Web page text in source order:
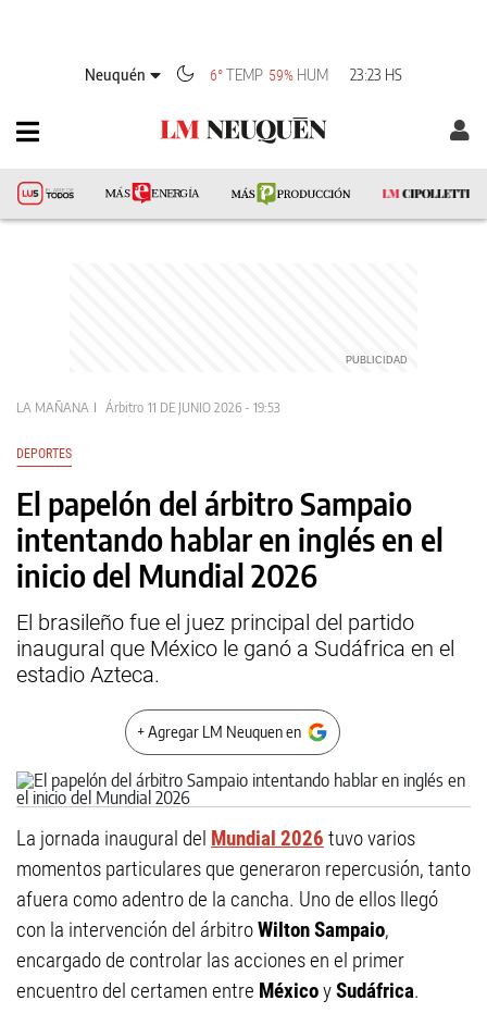
Neuquén 6°TEMP 59% HUM 23:23 HS
LA MAÑANA Árbitro 11 DE JUNIO 2026 - 19:53
DEPORTES
El papelón del árbitro Sampaio
intentando hablar en inglés en el
inicio del Mundial 2026
El brasileño fue el juez principal del partido
inaugural que México le ganó a Sudáfrica en el
estadio Azteca.
+ Agregar LM Neuquen en
La jornada inaugural del Mundial 2026 tuvo varios
momentos particulares que generaron repercusión, tanto
afuera como adentro de la cancha. Uno de ellos llegó
con la intervención del árbitroWilton Sampaio,
encargado de controlar las acciones en el primer
encuentro del certamen entre MéxicoySudáfrica.